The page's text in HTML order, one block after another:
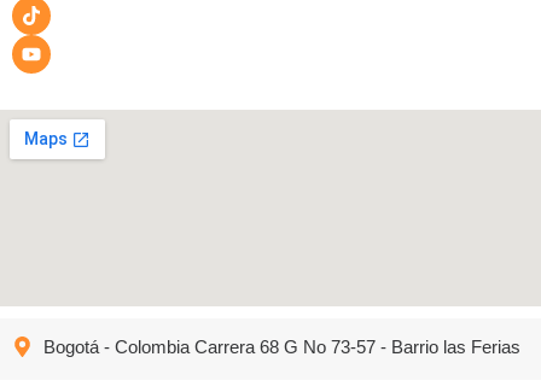
Bogotá - Colombia Carrera 68 G No 73-57 - Barrio las Ferias